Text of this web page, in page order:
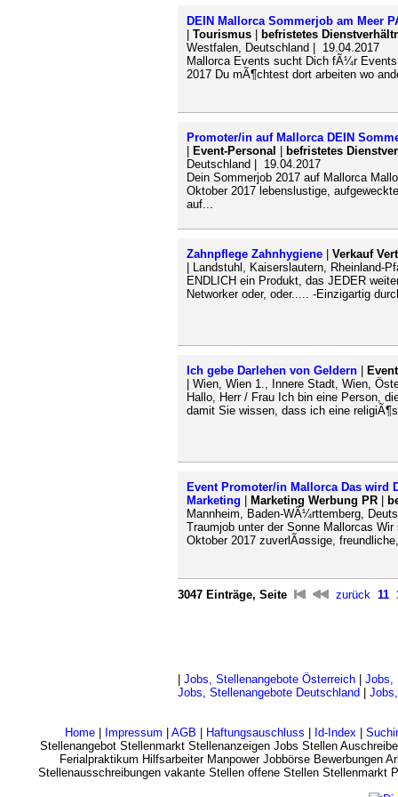
DEIN Mallorca Sommerjob am Meer
Tourismus
befristetes
Westfalen, Deutschland | 19.04.2017
Mallorca Events sucht Dich fÃ¼r
2017 Du mÃ¶chtest dort arbeiten wo
Promoter/in auf Mallorca DEIN
Event-Personal
befristetes
Deutschland | 19.04.2017
Dein Sommerjob 2017 auf Mallorca
Oktober 2017 lebenslustige,
auf...
Zahnpflege Zahnhygiene
Verkauf
| Landstuhl, Kaiserslautern, Rheinland-
ENDLICH ein Produkt, das JEDER
Networker oder, oder..... -Einzigartig
Ich gebe Darlehen von Geldern
| Wien, Wien 1., Innere Stadt, Wien,
Hallo, Herr / Frau Ich bin eine Person,
damit Sie wissen, dass ich eine
Event Promoter/in Mallorca Das wird
Marketing
Marketing Werbung PR
Mannheim, Baden-WÃ¼rttemberg,
Traumjob unter der Sonne Mallorcas
Oktober 2017 zuverlÃ¤ssige,
3047 Einträge, Seite zurück 11
Jobs, Stellenangebote Österreich
Jobs,
Jobs, Stellenangebote Deutschland
Home| Impressum AGB Haftungsauschluss Id-Index|
Stellenangebot Stellenmarkt Stellenanzeigen Jobs Stellen
Ferialpraktikum Hilfsarbeiter Manpower Jobbörse Bewerbungen
Stellenausschreibungen vakante Stellen offene Stellen Stellenmarkt